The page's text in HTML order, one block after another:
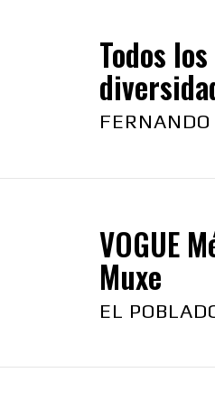
Todos
VOGUE
Muxe
EL